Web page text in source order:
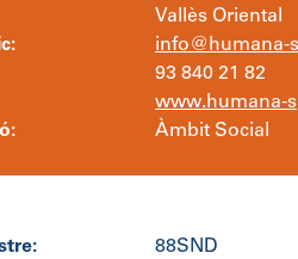
Vallès Oriental
info@humana-
93 840 21 82
www.humana-
Àmbit Social
88SND